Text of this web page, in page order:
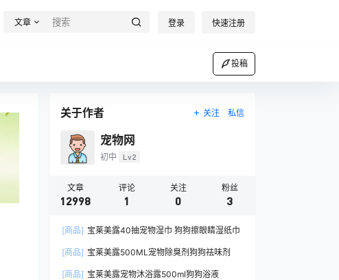
文章 登录 快速注册
投稿
关于作者 关注 私信
宠物网
初中 Lv2
文章
12998
评论
1
关注
0
粉丝
3
[商品] 宝莱美露40抽宠物湿巾 狗狗擦眼睛湿纸巾
[商品] 宝莱美露500ML宠物除臭剂狗狗祛味剂
[商品] 宝莱美露宠物沐浴露500ml狗狗浴液